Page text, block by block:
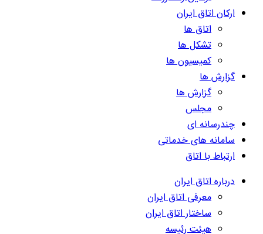
ارکان اتاق ایران
اتاق ها
تشکل ها
کمیسیون ها
گزارش ها
گزارش ها
مجلس
چندرسانه ای
سامانه های خدماتی
ارتباط با اتاق
درباره اتاق ایران
معرفی اتاق ایران
ساختار اتاق ایران
هیئت رئیسه